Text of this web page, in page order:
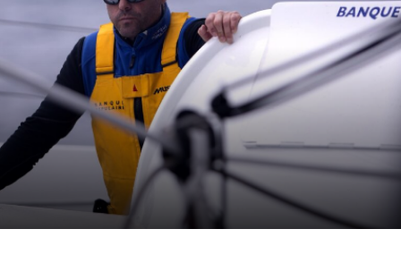
Lauriane Nolot en or à Long